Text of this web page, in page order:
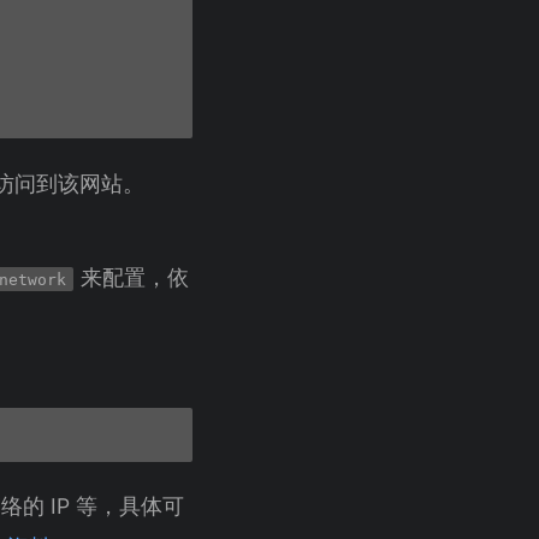
问到该网站。
来配置，依
的 IP 等，具体可